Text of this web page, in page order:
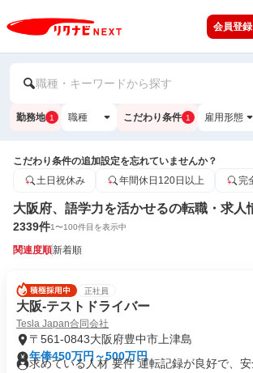
会員登録
職種・キーワードから探す
勤務地 1 職種 こだわり条件 1 雇用形態
こだわり条件の追加設定を忘れていませんか？
土日祝休み
年間休日120日以上 完
大阪府、語学力を活かせるの転職・求人
2339件1〜100件目を表示中
関連度順新着順
正社員
大阪-テストドライバー
Tesla Japan合同会社
〒561-0843大阪府豊中市上津島
年俸450万円～500万円
求めている人材 要件 運転記録が良好で、